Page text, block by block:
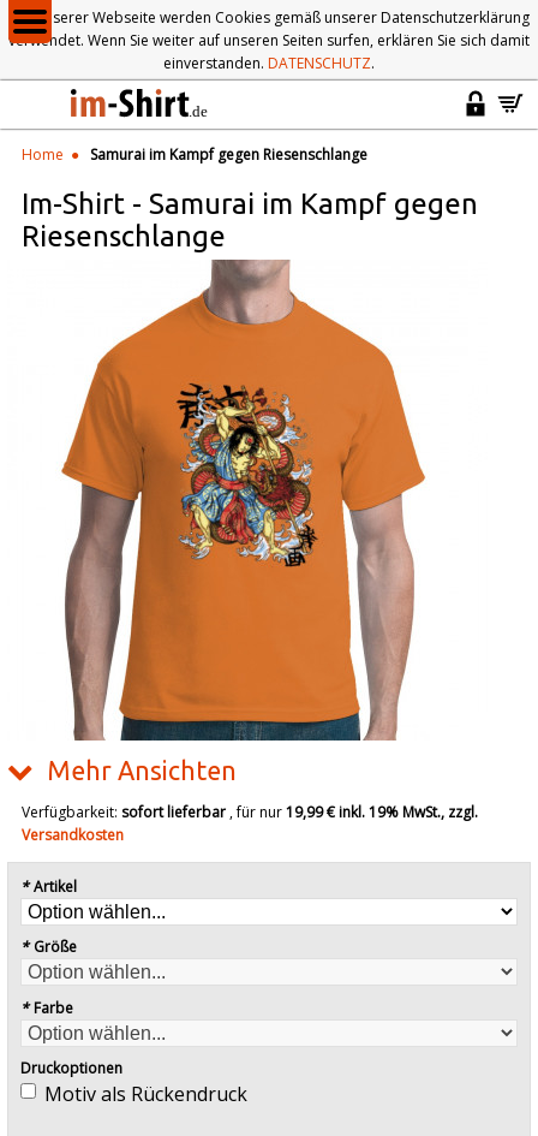
Auf unserer Webseite werden Cookies gemäß unserer Datenschutzerklärung
verwendet. Wenn Sie weiter auf unseren Seiten surfen, erklären Sie sich damit
einverstanden. DATENSCHUTZ.
Home Samurai im Kampf gegen Riesenschlange
Im-Shirt - Samurai im Kampf gegen
Riesenschlange
Mehr Ansichten
Verfügbarkeit: sofort lieferbar, für nur19,99 €inkl. 19% MwSt., zzgl.
Versandkosten
* Artikel
* Größe
* Farbe
Druckoptionen
Motiv als Rückendruck